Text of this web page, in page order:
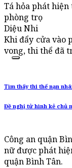
Tá hỏa phát
phòng trọ
Diệu Nhi
Khi đẩy cửa vào
vong, thi thể đã
Tìm thấy thi thể nạn
Đề nghị tử hình kẻ chủ
Công an quận
nữ được phát
quận Bình Tân.